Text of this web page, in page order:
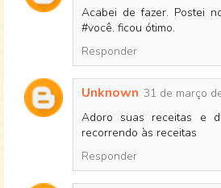
Acabei de fazer. Postei
#você. ficou ótimo.
Responder
Unknown 31 de março
Adoro suas receitas e
recorrendo às receitas
Responder